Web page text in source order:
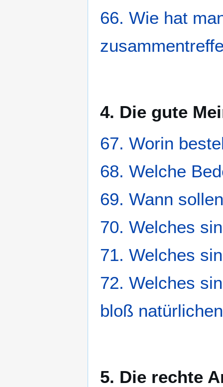
66. Wie hat
4. Die gute
67. Worin
68. Welche
69. Wann
70. Welches
71. Welches
72. Welches
bloß
5. Die rechte